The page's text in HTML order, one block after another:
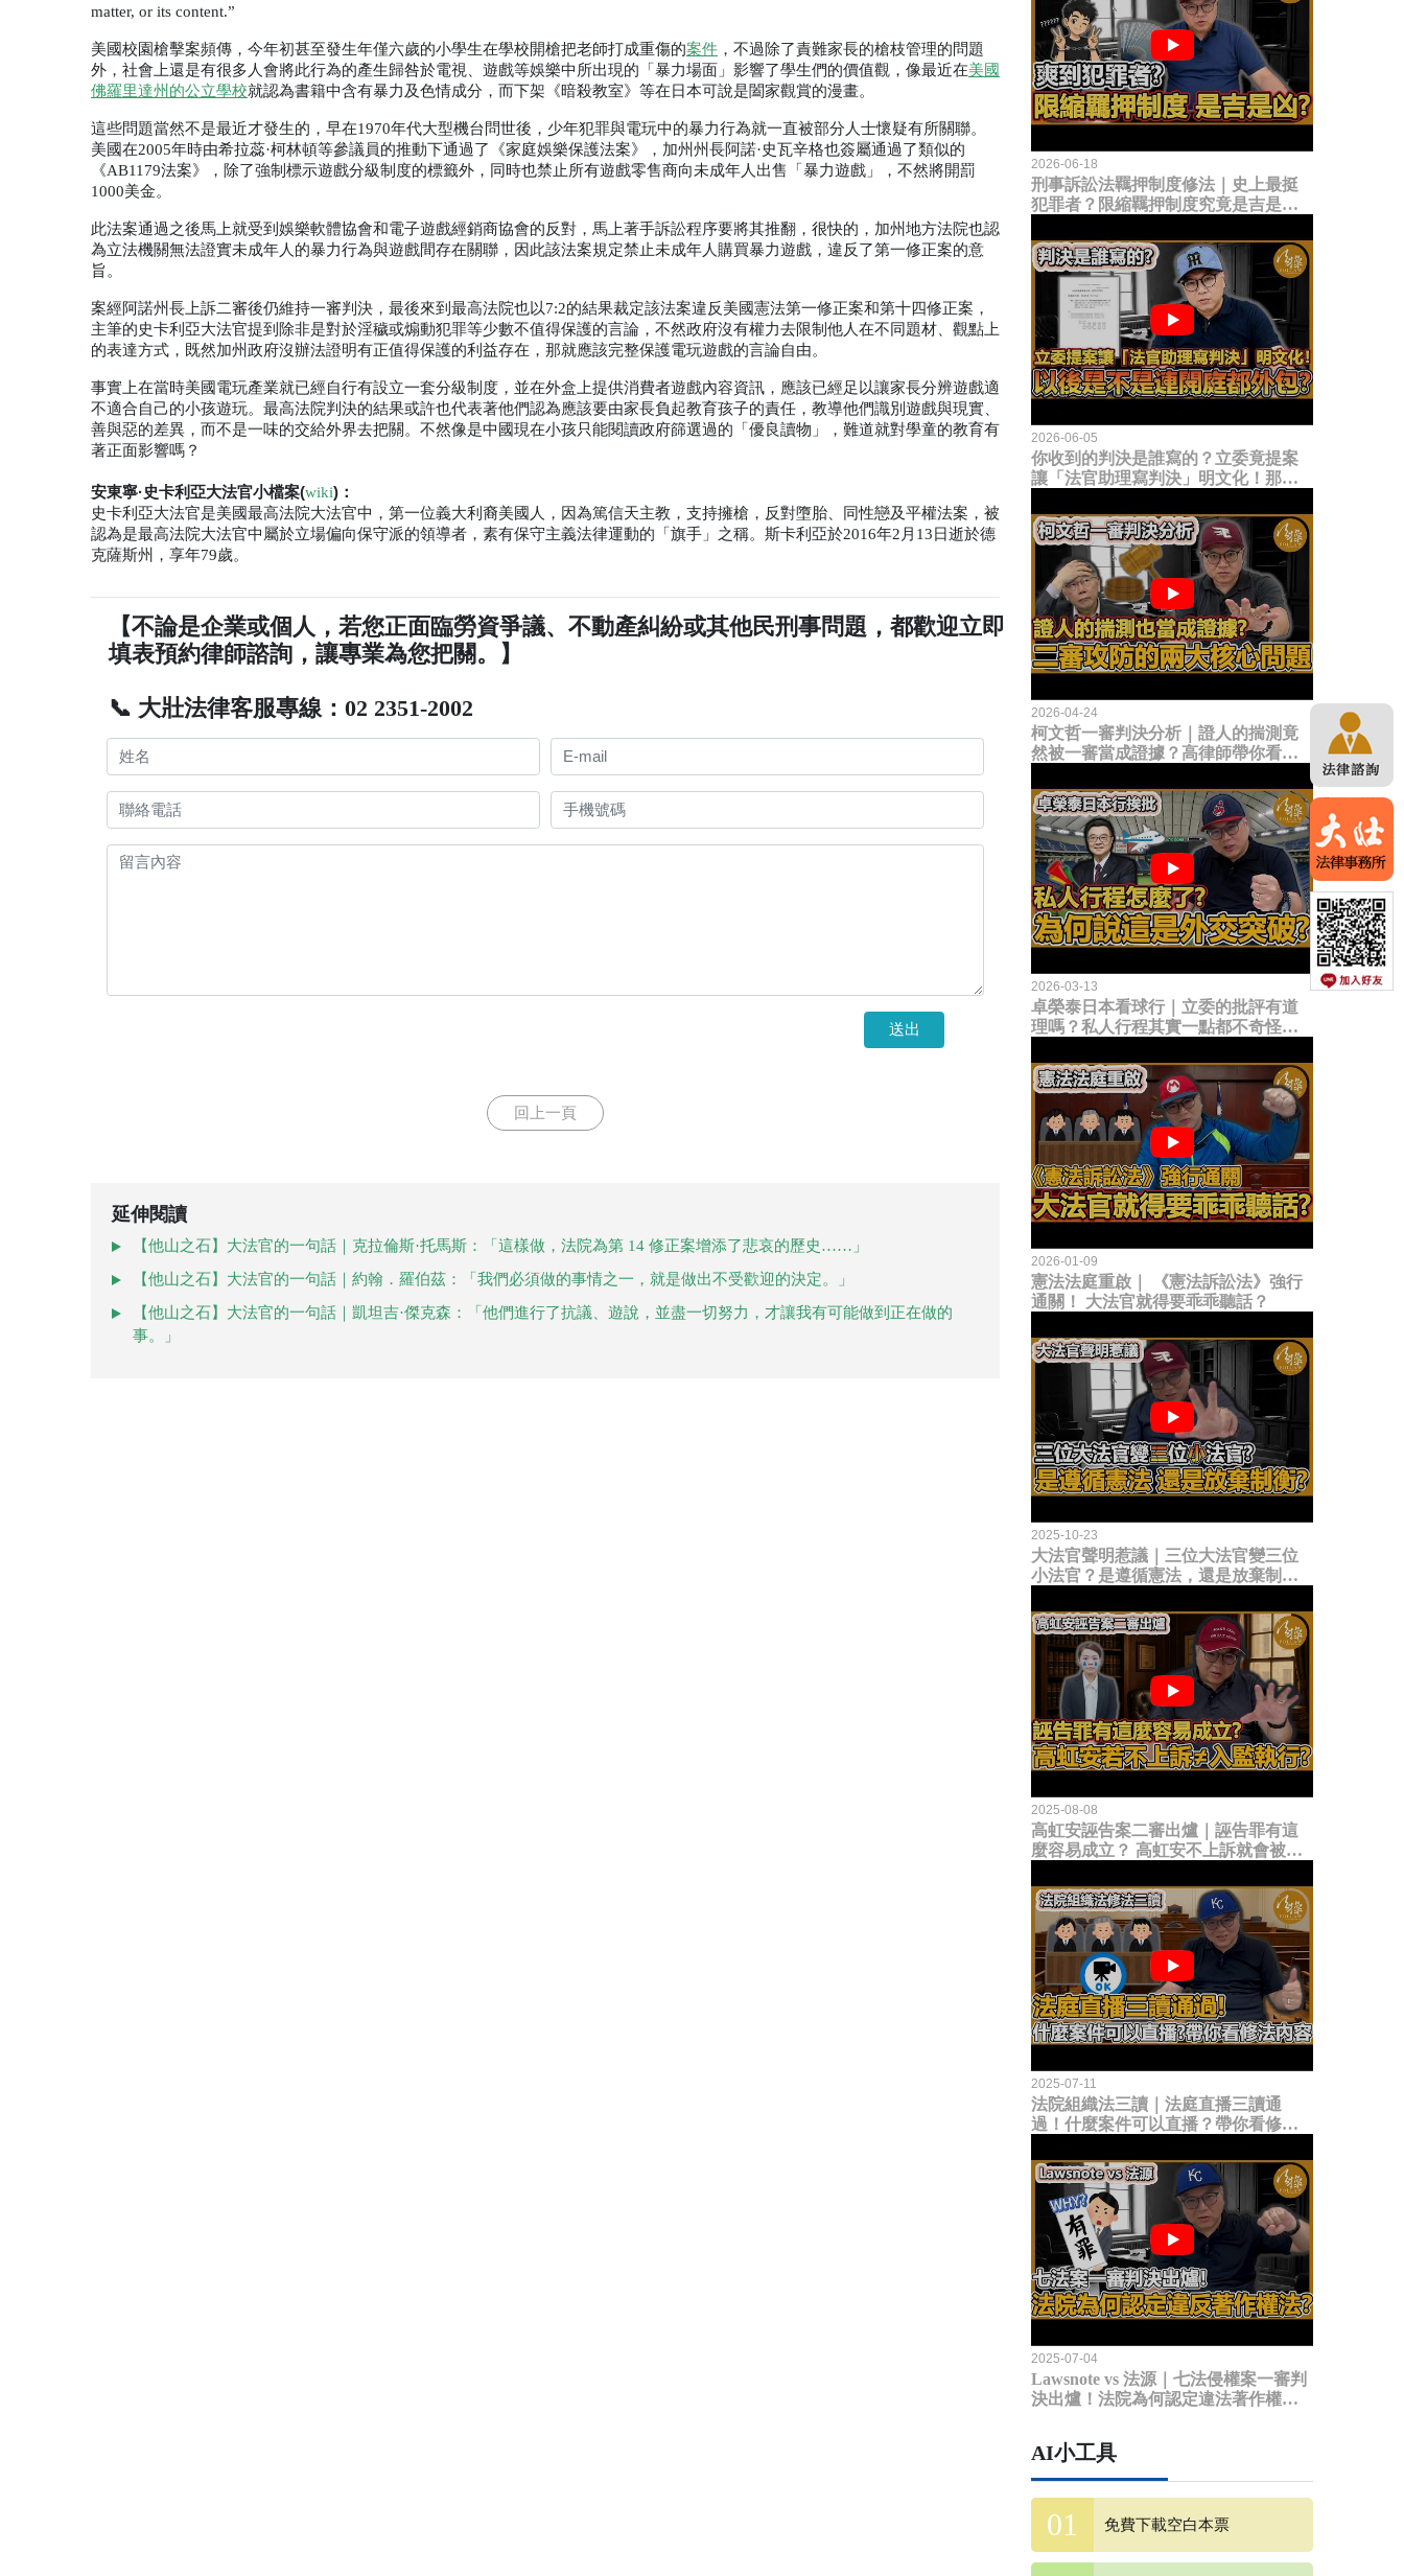
matter, or its content.”
美國校園槍擊案頻傳，今年初甚至發生年僅六歲的小學生在學校開槍把老師打成重傷的案件 ，不過除了責難家長的槍枝管理的問題
外，社會上還是有很多人會將此行為的產生歸咎於電視、遊戲等娛樂中所出現的「暴力場面」影響了學生們的價值觀，像最近在美國
佛羅里達州的公立學校就認為書籍中含有暴力及色情成分，而下架《暗殺教室》等在日本可說是闔家觀賞的漫畫。
這些問題當然不是最近才發生的，早在1970年代大型機台問世後，少年犯罪與電玩中的暴力行為就一直被部分人士懷疑有所關聯。
美國在2005年時由希拉蕊·柯林頓等參議員的推動下通過了《家庭娛樂保護法案》，加州州長阿諾·史瓦辛格也簽屬通過了類似的
《AB1179法案》，除了強制標示遊戲分級制度的標籤外，同時也禁止所有遊戲零售商向未成年人出售「暴力遊戲」，不然將開罰
1000美金。
此法案通過之後馬上就受到娛樂軟體協會和電子遊戲經銷商協會的反對，馬上著手訴訟程序要將其推翻，很快的，加州地方法院也認
為立法機關無法證實未成年人的暴力行為與遊戲間存在關聯，因此該法案規定禁止未成年人購買暴力遊戲，違反了第一修正案的意
旨。
案經阿諾州長上訴二審後仍維持一審判決，最後來到最高法院也以7:2的結果裁定該法案違反美國憲法第一修正案和第十四修正案，
主筆的史卡利亞大法官提到除非是對於淫穢或煽動犯罪等少數不值得保護的言論，不然政府沒有權力去限制他人在不同題材、觀點上
的表達方式，既然加州政府沒辦法證明有正值得保護的利益存在，那就應該完整保護電玩遊戲的言論自由。
事實上在當時美國電玩產業就已經自行有設立一套分級制度，並在外盒上提供消費者遊戲內容資訊，應該已經足以讓家長分辨遊戲適
不適合自己的小孩遊玩。最高法院判決的結果或許也代表著他們認為應該要由家長負起教育孩子的責任，教導他們識別遊戲與現實、
善與惡的差異，而不是一味的交給外界去把關。不然像是中國現在小孩只能閱讀政府篩選過的「優良讀物」，難道就對學童的教育有
著正面影響嗎？
安東寧·史卡利亞大法官小檔案(wiki)：
史卡利亞大法官是美國最高法院大法官中，第一位義大利裔美國人，因為篤信天主教，支持擁槍，反對墮胎、同性戀及平權法案，被
認為是最高法院大法官中屬於立場偏向保守派的領導者，素有保守主義法律運動的「旗手」之稱。斯卡利亞於2016年2 月 13 日逝於德
克薩斯州，享年79歲。
【不論是企業或個人，若您正面臨勞資爭議、不動產糾紛或其他民刑事問題，都歡迎立即
填表預約律師諮詢，讓專業為您把關。】
📞 大壯法律客服專線：02 2351-2002
送出
回上一頁
延伸閱讀
【他山之石】大法官的一句話｜克拉倫斯·托馬斯：「這樣做，法院為第 14 修正案增添了悲哀的歷史……」
【他山之石】大法官的一句話｜約翰．羅伯茲：「我們必須做的事情之一，就是做出不受歡迎的決定。」
【他山之石】大法官的一句話｜凱坦吉·傑克森：「他們進行了抗議、遊說，並盡一切努力，才讓我有可能做到正在做的
事。」
2026-06-18
刑事訴訟法羈押制度修法｜史上最挺
犯罪者？限縮羈押制度究竟是吉是
2026-06-05
你收到的判決是誰寫的？立委竟提案
讓「法官助理寫判決」明文化！那以
2026-04-24
柯文哲一審判決分析｜證人的揣測竟
然被一審當成證據？高律師帶你看未
2026-03-13
卓榮泰日本看球行｜立委的批評有道
理嗎？私人行程其實一點都不奇怪？
2026-01-09
憲法法庭重啟｜ 《憲法訴訟法》強行
通關！ 大法官就得要乖乖聽話？
2025-10-23
大法官聲明惹議｜三位大法官變三位
小法官？是遵循憲法，還是放棄制衡
2025-08-08
高虹安誣告案二審出爐｜誣告罪有這
麼容易成立？ 高虹安不上訴就會被
2025-07-11
法院組織法三讀｜法庭直播三讀通
過！什麼案件可以直播？帶你看修法
2025-07-04
Lawsnote vs 法源｜七法侵權案一審判
決出爐！法院為何認定違法著作權
AI小工具
免費下載空白本票